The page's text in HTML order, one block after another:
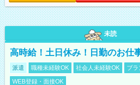
未読
高時給！土日休み！日勤のお仕
派遣 職種未経験OK 社会人未経験OK
ブラ
WEB登録・面接OK